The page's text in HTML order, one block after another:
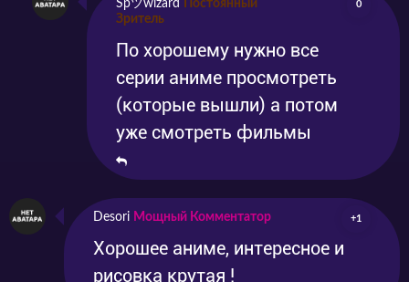
Spツwizard
Постоянный
Зритель
0
По хорошему нужно все
серии аниме просмотреть
(которые вышли) а потом
уже смотреть фильмы
Desori Мощный Комментатор +1
Хорошее аниме, интересное и
рисовка крутая !